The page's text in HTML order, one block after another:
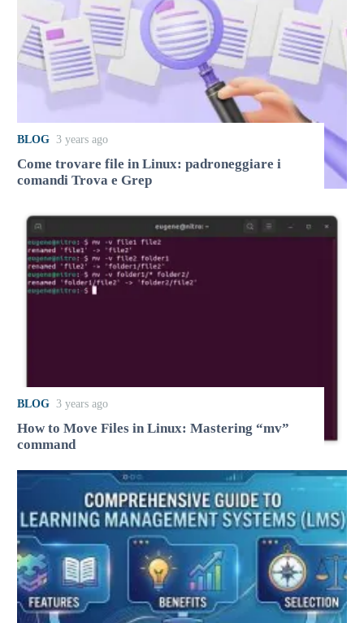
BLOG 3 years ago
Come trovare file in Linux: padroneggiare i
comandi Trova e Grep
BLOG 3 years ago
How to Move Files in Linux: Mastering “mv”
command